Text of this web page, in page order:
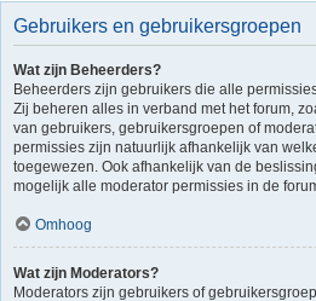
Gebruikers en gebruikersgroepen
Wat zijn Beheerders?
Beheerders zijn gebruikers die alle
Zij beheren alles in verband met het forum,
van gebruikers, gebruikersgroepen of
permissies zijn natuurlijk afhankelijk van
toegewezen. Ook afhankelijk van de
mogelijk alle moderator permissies in de
Omhoog
Wat zijn Moderators?
Moderators zijn gebruikers of